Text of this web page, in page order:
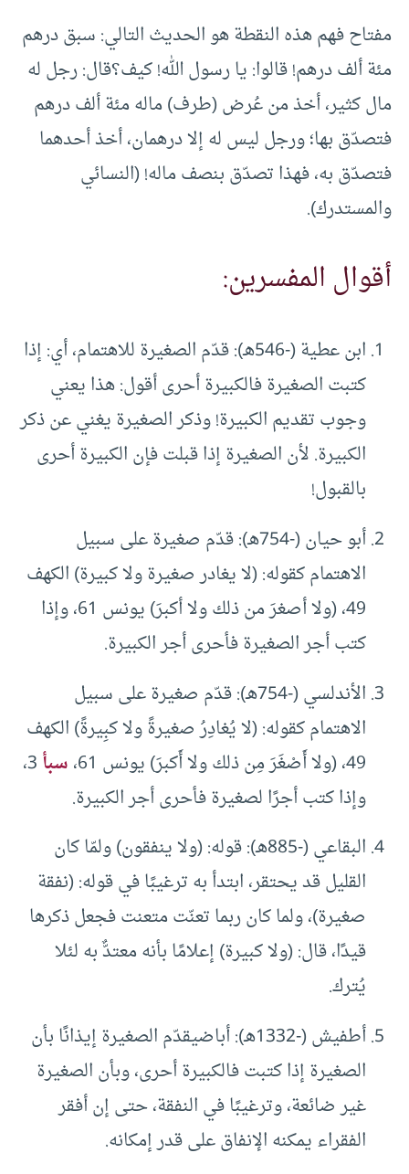
مفتاح فهم هذه النقطة هو الحديث التالي: سبق درهم
مئة ألف درهم! قالوا: يا رسول الله! كيف؟قال: رجل له
مال كثير، أخذ من عُرض (طرف) ماله مئة ألف درهم
فتصدّق بها؛ ورجل ليس له إلا درهمان، أخذ أحدهما
فتصدّق به، فهذا تصدّق بنصف ماله! (النسائي
والمستدرك).
أقوال المفسرين:
ابن عطية (-546هـ): قدّم الصغيرة للاهتمام، أي: إذا
كتبت الصغيرة فالكبيرة أحرى أقول: هذا يعني
وجوب تقديم الكبيرة! وذكر الصغيرة يغني عن ذكر
الكبيرة. لأن الصغيرة إذا قبلت فإن الكبيرة أحرى
بالقبول!
أبو حيان (-754هـ): قدّم صغيرة على سبيل
الاهتمام كقوله: (لا يغادر صغيرة ولا كبيرة) الكهف
49، (ولا أصغرَ من ذلك ولا أكبرَ) يونس 61، وإذا
كتب أجر الصغيرة فأحرى أجر الكبيرة.
الأندلسي (-754هـ): قدّم صغيرة على سبيل
الاهتمام كقوله: (لا يُغادِرُ صغيرةً ولا كبِيرةً) الكهف
49، (ولا أَصْغَرَ مِن ذلك ولا أَكبرَ) يونس 61،
سبأ 3،
وإذا كتب أجرًا لصغيرة فأحرى أجر الكبيرة.
البقاعي (-885هـ): قوله: (ولا ينفقون) ولمّا كان
القليل قد يحتقر، ابتدأ به ترغيبًا في قوله: (نفقة
صغيرة)، ولما كان ربما تعنّت متعنت فجعل ذكرها
قيدًا، قال: (ولا كبيرة) إعلامًا بأنه معتدٌّ به لئلا
يُترك.
أطفيش (-1332هـ): أباضيقدّم الصغيرة إيذانًا بأن
الصغيرة إذا كتبت فالكبيرة أحرى، وبأن الصغيرة
غير ضائعة، وترغيبًا في النفقة، حتى إن أفقر
الفقراء يمكنه الإنفاق على قدر إمكانه.